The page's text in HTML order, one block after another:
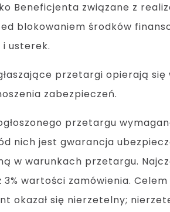
Beneficjenta związane z
blokowaniem środków
usterek.
przetargi opierają
zabezpieczeń.
przetargu
nich jest gwarancja
w warunkach przetargu.
wartości zamówienia. Celem
okazał się nierzetelny;